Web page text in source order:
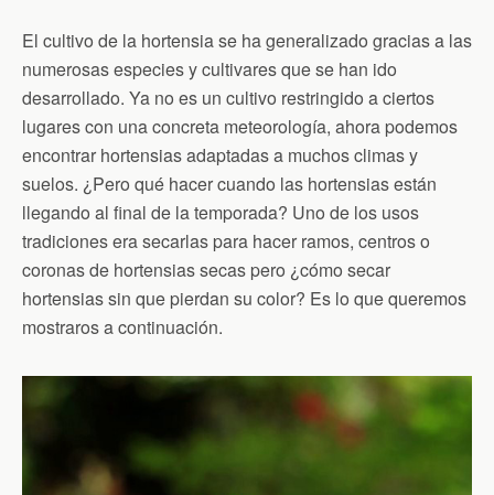
El cultivo de la hortensia se ha generalizado gracias a las
numerosas especies y cultivares que se han ido
desarrollado. Ya no es un cultivo restringido a ciertos
lugares con una concreta meteorología, ahora podemos
encontrar hortensias adaptadas a muchos climas y
suelos. ¿Pero qué hacer cuando las hortensias están
llegando al final de la temporada? Uno de los usos
tradiciones era secarlas para hacer ramos, centros o
coronas de hortensias secas pero ¿cómo secar
hortensias sin que pierdan su color? Es lo que queremos
mostraros a continuación.